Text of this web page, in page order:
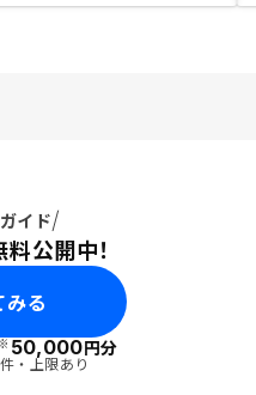
イド
公開中！
みる
50,000円分
・上限あり